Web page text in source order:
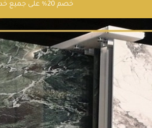
خصم 20% على جميع خدماتنا